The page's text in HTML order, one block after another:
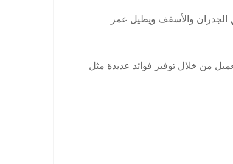
الجدران والأسقف ويطيل عمر
من خلال توفير فوائد عديدة مثل